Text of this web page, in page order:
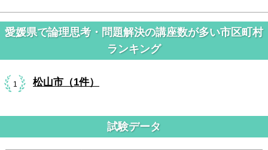
愛媛県で論理思考・問題解決の講座数が多い市区町村
ランキング
1 松山市（1件）
試験データ